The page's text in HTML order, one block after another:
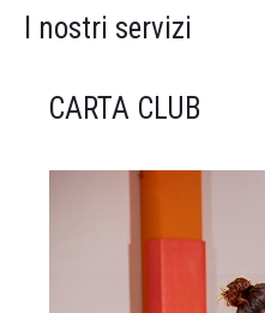
I nostri servizi
CARTA CLUB